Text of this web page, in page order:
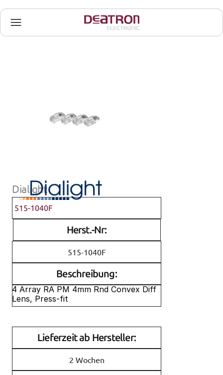
Dialight
515-1040F
Herst.-Nr:
515-1040F
Beschreibung:
4 Array RA PM 4mm Rnd Convex Diff
Lens, Press-fit
Lieferzeit ab Hersteller:
2 Wochen